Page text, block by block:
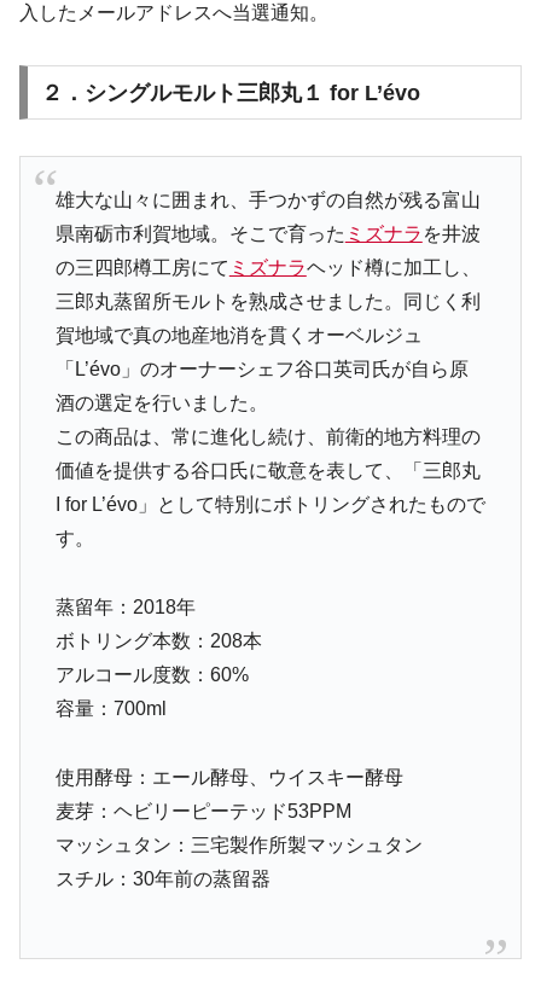
入したメールアドレスへ当選通知。
２．シングルモルト三郎丸１ for L’évo
雄大な山々に囲まれ、手つかずの自然が残る富山
県南砺市利賀地域。そこで育った ミズナラ を井波
の三四郎樽工房にて ミズナラヘッド樽に加工し、
三郎丸蒸留所モルトを熟成させました。同じく利
賀地域で真の地産地消を貫くオーベルジュ
「L’évo」のオーナーシェフ谷口英司氏が自ら原
酒の選定を行いました。
この商品は、常に進化し続け、前衛的地方料理の
価値を提供する谷口氏に敬意を表して、「三郎丸
I for L’évo」として特別にボトリングされたもので
す。
蒸留年：2018年
ボトリング本数：208本
アルコール度数：60%
容量：700ml
使用酵母：エール酵母、ウイスキー酵母
麦芽：ヘビリーピーテッド53PPM
マッシュタン：三宅製作所製マッシュタン
スチル：30年前の蒸留器